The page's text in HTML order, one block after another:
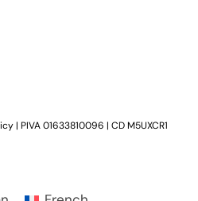
| PIVA 01633810096 | CD M5UXCR1